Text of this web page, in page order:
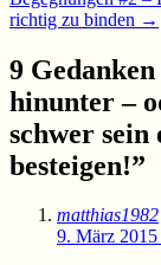
richtig zu binden →
9 Gedanken
hinunter –
schwer sein
besteigen!”
matthias1982
9. März